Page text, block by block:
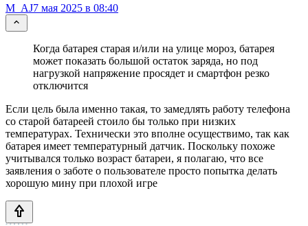
M_AJ7 мая 2025 в 08:40
Когда батарея старая и/или на улице мороз, батарея
может показать большой остаток заряда, но под
нагрузкой напряжение просядет и смартфон резко
отключится
Если цель была именно такая, то замедлять работу телефона
со старой батареей стоило бы только при низких
температурах. Технически это вполне осуществимо, так как
батарея имеет температурный датчик. Поскольку похоже
учитывался только возраст батареи, я полагаю, что все
заявления о заботе о пользователе просто попытка делать
хорошую мину при плохой игре